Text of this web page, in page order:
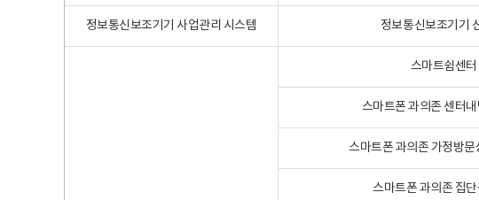
정보통신보조기기 사업관리 시스템 정보통신보조기기
스마트쉼센
스마트폰 과의존 센터
스마트폰 과의존 가정방문
스마트폰 과의존 집